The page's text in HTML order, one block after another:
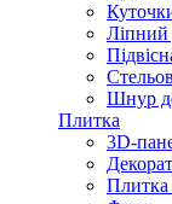
Ліпний
Шнур
Плитка
3D-
Плитка